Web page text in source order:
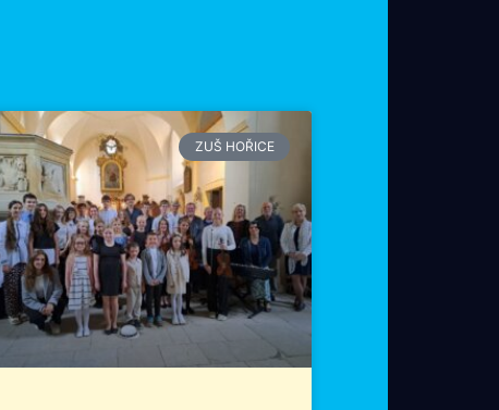
ZUŠ HOŘICE